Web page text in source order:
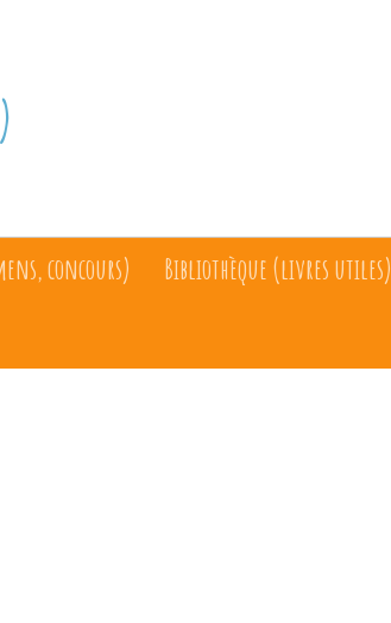
concours)
Bibliothèque (livres utiles)